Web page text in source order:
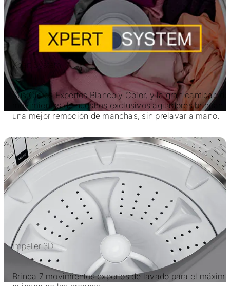
Xpert System
Sus Ciclos Expertos Blanco y Color, y la gran cantidad de
movimientos de nuestros exclusivos agitadores brindan
una mejor remoción de manchas, sin prelavar a mano.
Impeller 3D
Brinda 7 movimientos expertos de lavado para el máximo